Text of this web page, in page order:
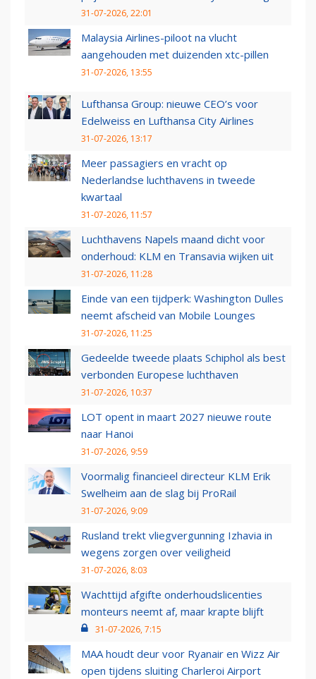
31-07-2026, 22:01
Malaysia Airlines-piloot na vlucht
aangehouden met duizenden xtc-pillen
31-07-2026, 13:55
Lufthansa Group: nieuwe CEO’s voor
Edelweiss en Lufthansa City Airlines
31-07-2026, 13:17
Meer passagiers en vracht op
Nederlandse luchthavens in tweede
kwartaal
31-07-2026, 11:57
Luchthavens Napels maand dicht voor
onderhoud: KLM en Transavia wijken uit
31-07-2026, 11:28
Einde van een tijdperk: Washington Dulles
neemt afscheid van Mobile Lounges
31-07-2026, 11:25
Gedeelde tweede plaats Schiphol als best
verbonden Europese luchthaven
31-07-2026, 10:37
LOT opent in maart 2027 nieuwe route
naar Hanoi
31-07-2026, 9:59
Voormalig financieel directeur KLM Erik
Swelheim aan de slag bij ProRail
31-07-2026, 9:09
Rusland trekt vliegvergunning Izhavia in
wegens zorgen over veiligheid
31-07-2026, 8:03
Wachttijd afgifte onderhoudslicenties
monteurs neemt af, maar krapte blijft
31-07-2026, 7:15
MAA houdt deur voor Ryanair en Wizz Air
open tijdens sluiting Charleroi Airport